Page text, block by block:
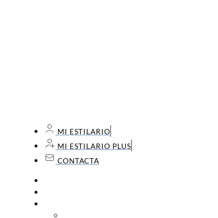
MI ESTILARIO
MI ESTILARIO PLUS
CONTACTA